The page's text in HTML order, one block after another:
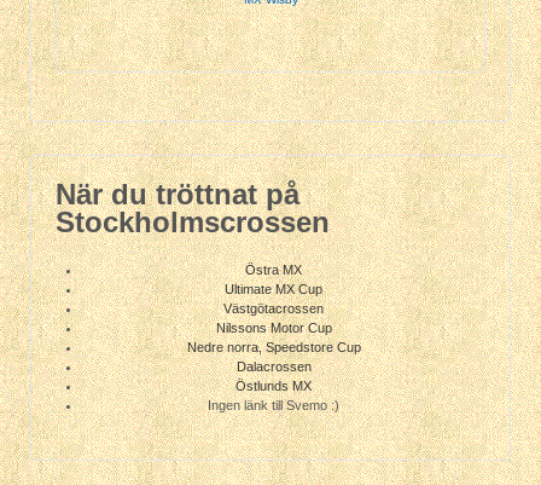
När du tröttnat på
Stockholmscrossen
Östra MX
Ultimate MX Cup
Västgötacrossen
Nilssons Motor Cup
Nedre norra, Speedstore Cup
Dalacrossen
Östlunds MX
Ingen länk till Svemo :)